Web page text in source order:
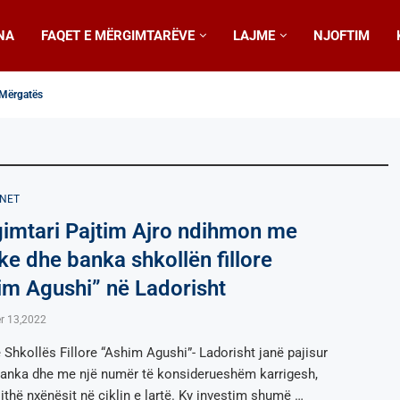
FAQET E MËRGIMTARËVE LAJME NJOFTIM
Pajtim Ajro ndihmon me
dhe banka shkollën fillore
Agushi” në Ladorisht
13,2022
Shkollës Fillore “Ashim Agushi”- Ladorisht janë pajisur
dhe me një numër të konsiderueshëm karrigesh,
nxënësit në ciklin e lartë. Ky investim shumë …